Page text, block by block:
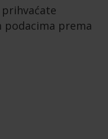
podacima prema